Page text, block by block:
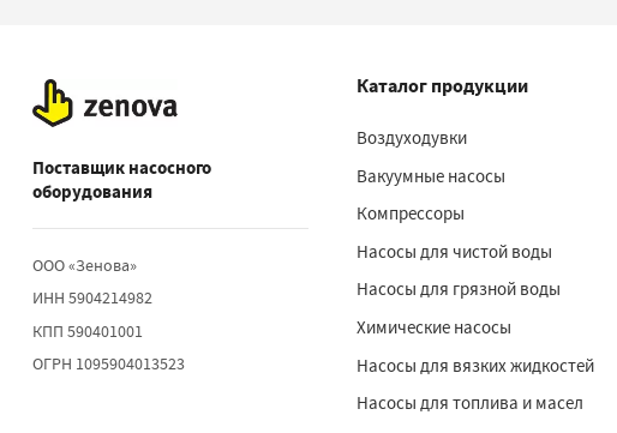
Поставщик насосного
оборудования
ООО «Зенова»
ИНН 5904214982
КПП 590401001
ОГРН 1095904013523
Каталог продукции
Воздуходувки
Вакуумные насосы
Компрессоры
Насосы для чистой воды
Насосы для грязной воды
Химические насосы
Насосы для вязких жидкостей
Насосы для топлива и масел